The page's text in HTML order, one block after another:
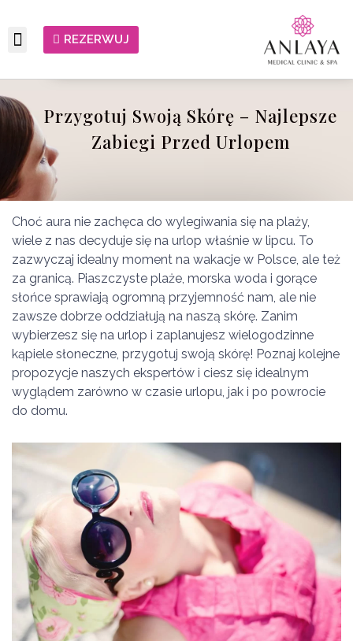
REZERWUJ
Przygotuj Swoją Skórę – Najlepsze
Zabiegi Przed Urlopem
Choć aura nie zachęca do wylegiwania się na plaży,
wiele z nas decyduje się na urlop właśnie w lipcu. To
zazwyczaj idealny moment na wakacje w Polsce, ale też
za granicą. Piaszczyste plaże, morska woda i gorące
słońce sprawiają ogromną przyjemność nam, ale nie
zawsze dobrze oddziałują na naszą skórę. Zanim
wybierzesz się na urlop i zaplanujesz wielogodzinne
kąpiele słoneczne, przygotuj swoją skórę! Poznaj kolejne
propozycje naszych ekspertów i ciesz się idealnym
wyglądem zarówno w czasie urlopu, jak i po powrocie
do domu.